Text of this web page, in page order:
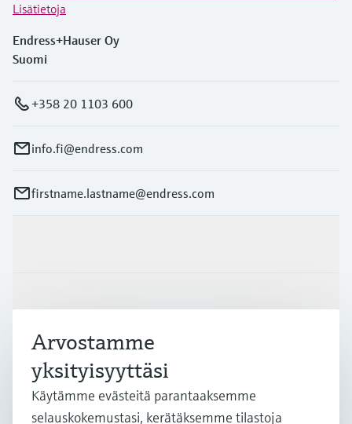
Lisätietoja
Endress+Hauser Oy
Suomi
+358 20 1103 600
info.fi@endress.com
firstname.lastname@endress.com
Asiakastuki
Yritys
Arvostamme
yksityisyyttäsi
Käytämme evästeitä parantaaksemme
selauskokemustasi, kerätäksemme tilastoja